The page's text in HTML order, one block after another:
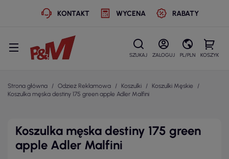
KONTAKT WYCENA RABATY
SZUKAJ ZALOGUJ PL/PLN KOSZYK
Strona główna Odzież Reklamowa Koszulki
Koszulki Męskie
Koszulka męska destiny 175 green apple Adler Malfini
Koszulka męska destiny 175 green
apple Adler Malfini